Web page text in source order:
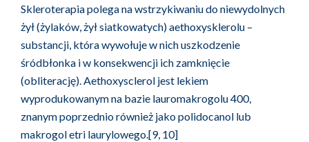
Skleroterapia polega na wstrzykiwaniu do niewydolnych
żył (żylaków, żył siatkowatych) aethoxysklerolu –
substancji, która wywołuje w nich uszkodzenie
śródbłonka i w konsekwencji ich zamknięcie
(obliterację). Aethoxysclerol jest lekiem
wyprodukowanym na bazie lauromakrogolu 400,
znanym poprzednio również jako polidocanol lub
makrogol etri laurylowego.[9, 10]